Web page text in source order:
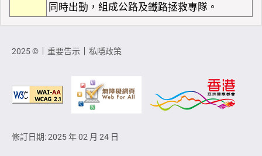
同時出動，組成公路及鐵路拯救專隊。
2025 © 重要告示 私隱政策
修訂日期: 2025 年 02 月 24 日